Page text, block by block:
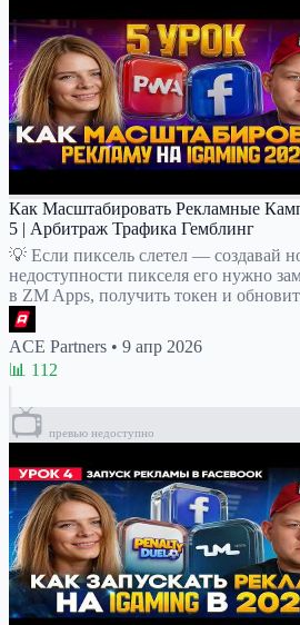
Как Масштабировать Рекламные
5 | Арбитраж Трафика Гемблинг
💡 Если пиксель слетел — создавай
недоступности пикселя его нужно
в ZM Apps, получить токен и
ACE Partners • 9 апр 2026
📊 112
📺 превью недоступно